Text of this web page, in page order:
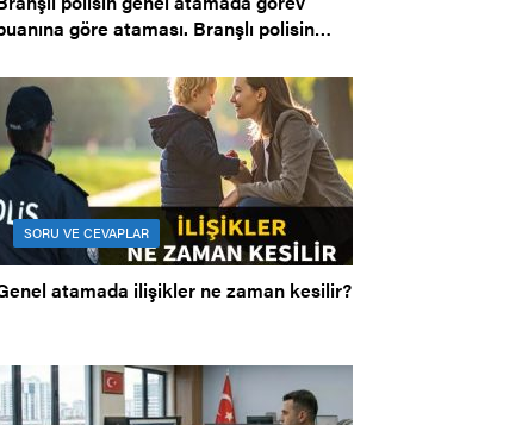
göre ataması. Branşlı polisin
SORU VE CEVAPLAR
atamada ilişikler ne zaman kesilir?